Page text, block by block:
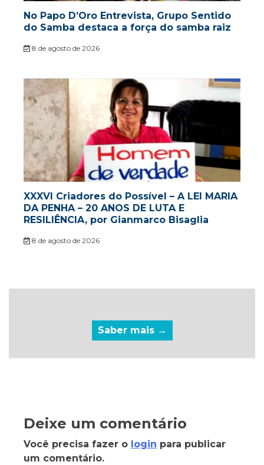
No Papo D’Oro Entrevista, Grupo Sentido
do Samba destaca a força do samba raiz
8 de agosto de 2026
XXXVI Criadores do Possível – A LEI MARIA
DA PENHA – 20 ANOS DE LUTA E
RESILIÊNCIA, por Gianmarco Bisaglia
8 de agosto de 2026
Saber mais →
Deixe um comentário
Você precisa fazer o login para publicar
um comentário.